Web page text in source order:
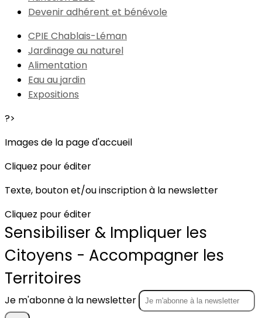
Devenir adhérent et bénévole
CPIE Chablais-Léman
Jardinage au naturel
Alimentation
Eau au jardin
Expositions
?>
Images de la page d'accueil
Cliquez pour éditer
Texte, bouton et/ou inscription à la newsletter
Cliquez pour éditer
Sensibiliser & Impliquer les
Citoyens - Accompagner les
Territoires
Je m'abonne à la newsletter